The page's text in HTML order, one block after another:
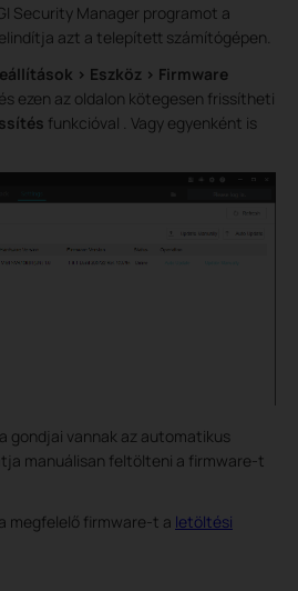
Security Manager programot a
azt a telepített számítógépen.
> Eszköz > Firmware
és ezen az oldalon kötegesen frissítheti
funkcióval . Vagy egyenként is
gondjai vannak az automatikus
manuálisan feltölteni a firmware-t
megfelelő firmware-t a letöltési